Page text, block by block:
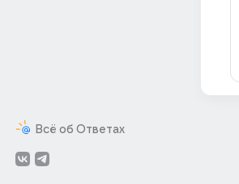
Всё об Ответах